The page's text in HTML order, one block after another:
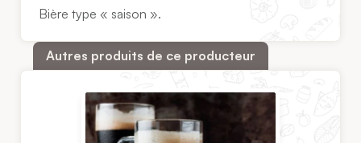
Bière type « saison ».
Autres produits de ce producteur